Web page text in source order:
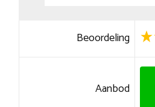
Beoordeling
Aanbod